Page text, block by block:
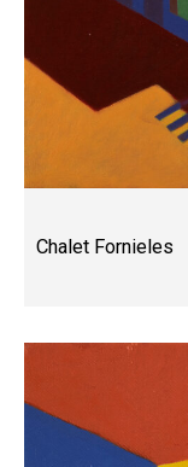
Chalet Fornieles